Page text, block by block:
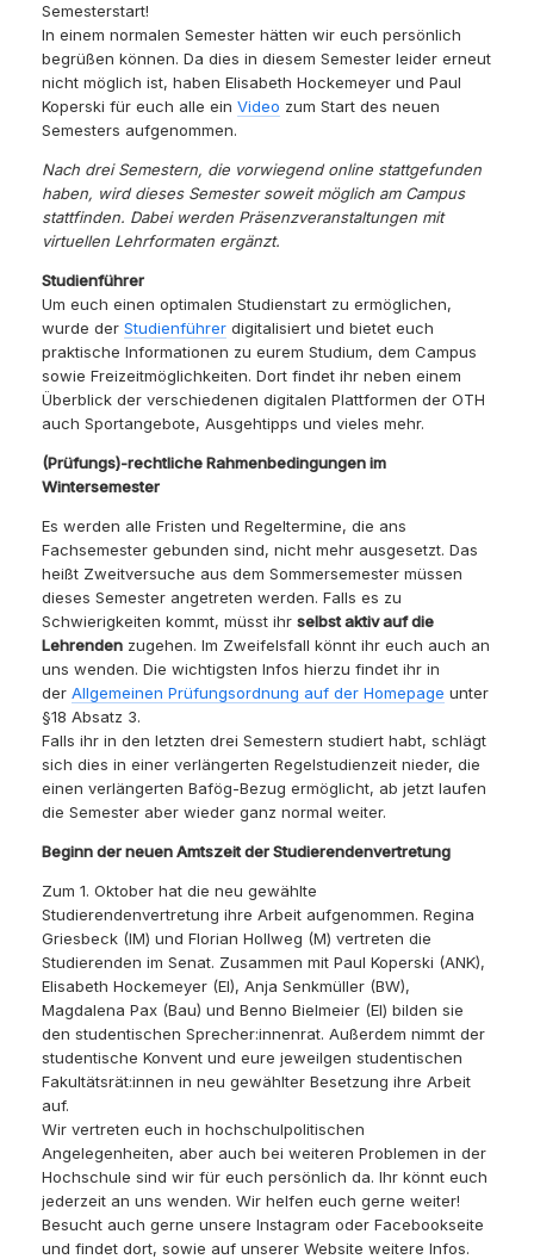
Semesterstart!
In einem normalen Semester hätten wir euch persönlich
begrüßen können. Da dies in diesem Semester leider erneut
nicht möglich ist, haben Elisabeth Hockemeyer und Paul
Koperski für euch alle ein Video zum Start des neuen
Semesters aufgenommen.
Nach drei Semestern, die vorwiegend online stattgefunden
haben, wird dieses Semester soweit möglich am Campus
stattfinden. Dabei werden Präsenzveranstaltungen mit
virtuellen Lehrformaten ergänzt.
Studienführer
Um euch einen optimalen Studienstart zu ermöglichen,
wurde der Studienführer digitalisiert und bietet euch
praktische Informationen zu eurem Studium, dem Campus
sowie Freizeitmöglichkeiten. Dort findet ihr neben einem
Überblick der verschiedenen digitalen Plattformen der OTH
auch Sportangebote, Ausgehtipps und vieles mehr.
(Prüfungs)-rechtliche Rahmenbedingungen im
Wintersemester
Es werden alle Fristen und Regeltermine, die ans
Fachsemester gebunden sind, nicht mehr ausgesetzt. Das
heißt Zweitversuche aus dem Sommersemester müssen
dieses Semester angetreten werden. Falls es zu
Schwierigkeiten kommt, müsst ihr selbst aktiv auf die
Lehrenden zugehen. Im Zweifelsfall könnt ihr euch auch an
uns wenden. Die wichtigsten Infos hierzu findet ihr in
der Allgemeinen Prüfungsordnung auf der Homepage unter
§18 Absatz 3.
Falls ihr in den letzten drei Semestern studiert habt, schlägt
sich dies in einer verlängerten Regelstudienzeit nieder, die
einen verlängerten Bafög-Bezug ermöglicht, ab jetzt laufen
die Semester aber wieder ganz normal weiter.
Beginn der neuen Amtszeit der Studierendenvertretung
Zum 1. Oktober hat die neu gewählte
Studierendenvertretung ihre Arbeit aufgenommen. Regina
Griesbeck (IM) und Florian Hollweg (M) vertreten die
Studierenden im Senat. Zusammen mit Paul Koperski (ANK),
Elisabeth Hockemeyer (EI), Anja Senkmüller (BW),
Magdalena Pax (Bau) und Benno Bielmeier (EI) bilden sie
den studentischen Sprecher:innenrat. Außerdem nimmt der
studentische Konvent und eure jeweilgen studentischen
Fakultätsrät:innen in neu gewählter Besetzung ihre Arbeit
auf.
Wir vertreten euch in hochschulpolitischen
Angelegenheiten, aber auch bei weiteren Problemen in der
Hochschule sind wir für euch persönlich da. Ihr könnt euch
jederzeit an uns wenden. Wir helfen euch gerne weiter!
Besucht auch gerne unsere Instagram oder Facebookseite
und findet dort, sowie auf unserer Website weitere Infos.